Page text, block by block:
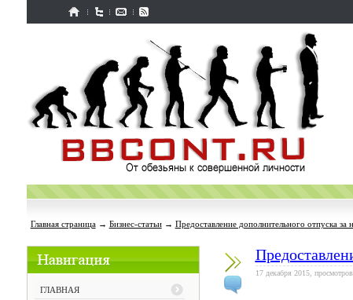
Главная страница→ Бизнес-статьи→ Предоставление дополнительного отпуска
ГЛАВНАЯ
17 декабря 2015,